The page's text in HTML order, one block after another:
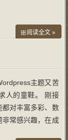
阅读全文 »
主题又苦
人的童鞋。 刚接
对丰富多彩、数
常感兴趣，在成